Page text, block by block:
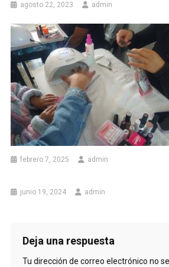
agosto 22, 2023 admin
febrero 7, 2025 admin
junio 19, 2024 admin
Deja una respuesta
Tu dirección de correo electrónico no